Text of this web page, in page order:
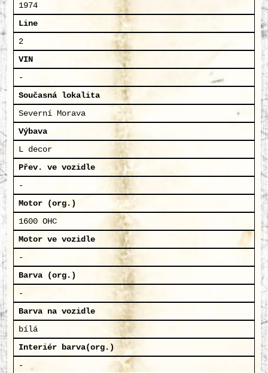
1974
Line
2
VIN
-
Současná lokalita
Severní Morava
Výbava
L decor
Přev. ve vozidle
-
Motor (org.)
1600 OHC
Motor ve vozidle
-
Barva (org.)
-
Barva na vozidle
bílá
Interiér barva(org.)
-